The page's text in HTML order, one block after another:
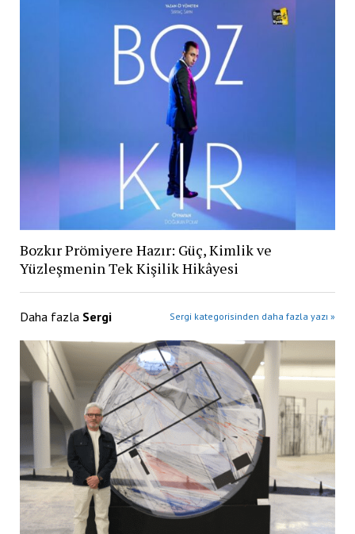
Bozkır Prömiyere Hazır: Güç, Kimlik ve
Yüzleşmenin Tek Kişilik Hikâyesi
Daha fazla Sergi Sergi kategorisinden daha fazla yazı »